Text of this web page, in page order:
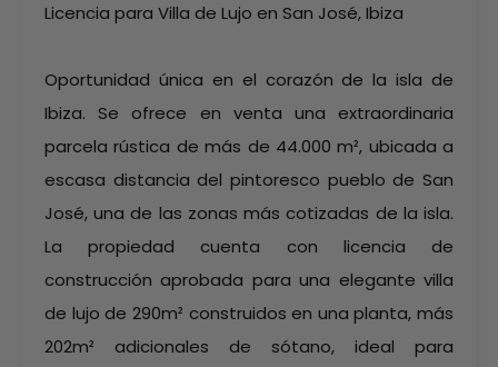
Licencia para Villa de Lujo en San José, Ibiza
Oportunidad única en el corazón de la isla de
Ibiza. Se ofrece en venta una extraordinaria
parcela rústica de más de 44.000 m², ubicada a
escasa distancia del pintoresco pueblo de San
José, una de las zonas más cotizadas de la isla.
La propiedad cuenta con licencia de
construcción aprobada para una elegante villa
de lujo de 290m² construidos en una planta, más
202m² adicionales de sótano, ideal para